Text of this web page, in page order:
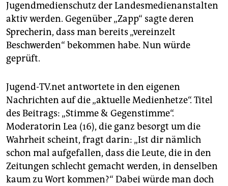
Jugendmedienschutz der Landesmedienanstalten
aktiv werden. Gegenüber „Zapp“ sagte deren
Sprecherin, dass man bereits „vereinzelt
Beschwerden“ bekommen habe. Nun würde
geprüft.
Jugend-TV.net antwortete in den eigenen
Nachrichten auf die „aktuelle Medienhetze“. Titel
des Beitrags: „Stimme & Gegenstimme“.
Moderatorin Lea (16), die ganz besorgt um die
Wahrheit scheint, fragt darin: „Ist dir nämlich
schon mal aufgefallen, dass die Leute, die in den
Zeitungen schlecht gemacht werden, in denselben
kaum zu Wort kommen?“ Dabei würde man doch